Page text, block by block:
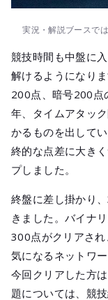
実況・解説ブースで
競技時間も中盤に
解けるようになり
200点、暗号200点
年、タイムアタッ
かるものを出して
終的な点差に大き
プしました。
終盤に差し掛かり
きました。バイナ
300点がクリアされ
気になるネットワ
今回クリアした方
題については、競